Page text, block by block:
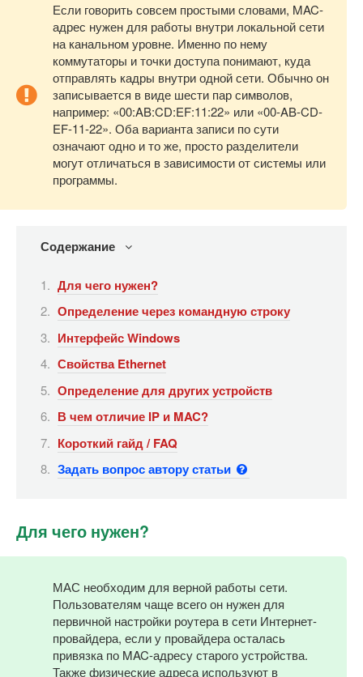
Если говорить совсем простыми словами, MAC-
адрес нужен для работы внутри локальной сети
на канальном уровне. Именно по нему
коммутаторы и точки доступа понимают, куда
отправлять кадры внутри одной сети. Обычно он
записывается в виде шести пар символов,
например: «00:AB:CD:EF:11:22» или «00-AB-CD-
EF-11-22». Оба варианта записи по сути
означают одно и то же, просто разделители
могут отличаться в зависимости от системы или
программы.
Содержание
Для чего нужен?
Определение через командную строку
Интерфейс Windows
Свойства Ethernet
Определение для других устройств
В чем отличие IP и MAC?
Короткий гайд / FAQ
Задать вопрос автору статьи
Для чего нужен?
МАС необходим для верной работы сети.
Пользователям чаще всего он нужен для
первичной настройки роутера в сети Интернет-
провайдера, если у провайдера осталась
привязка по MAC-адресу старого устройства.
Также физические адреса используют в